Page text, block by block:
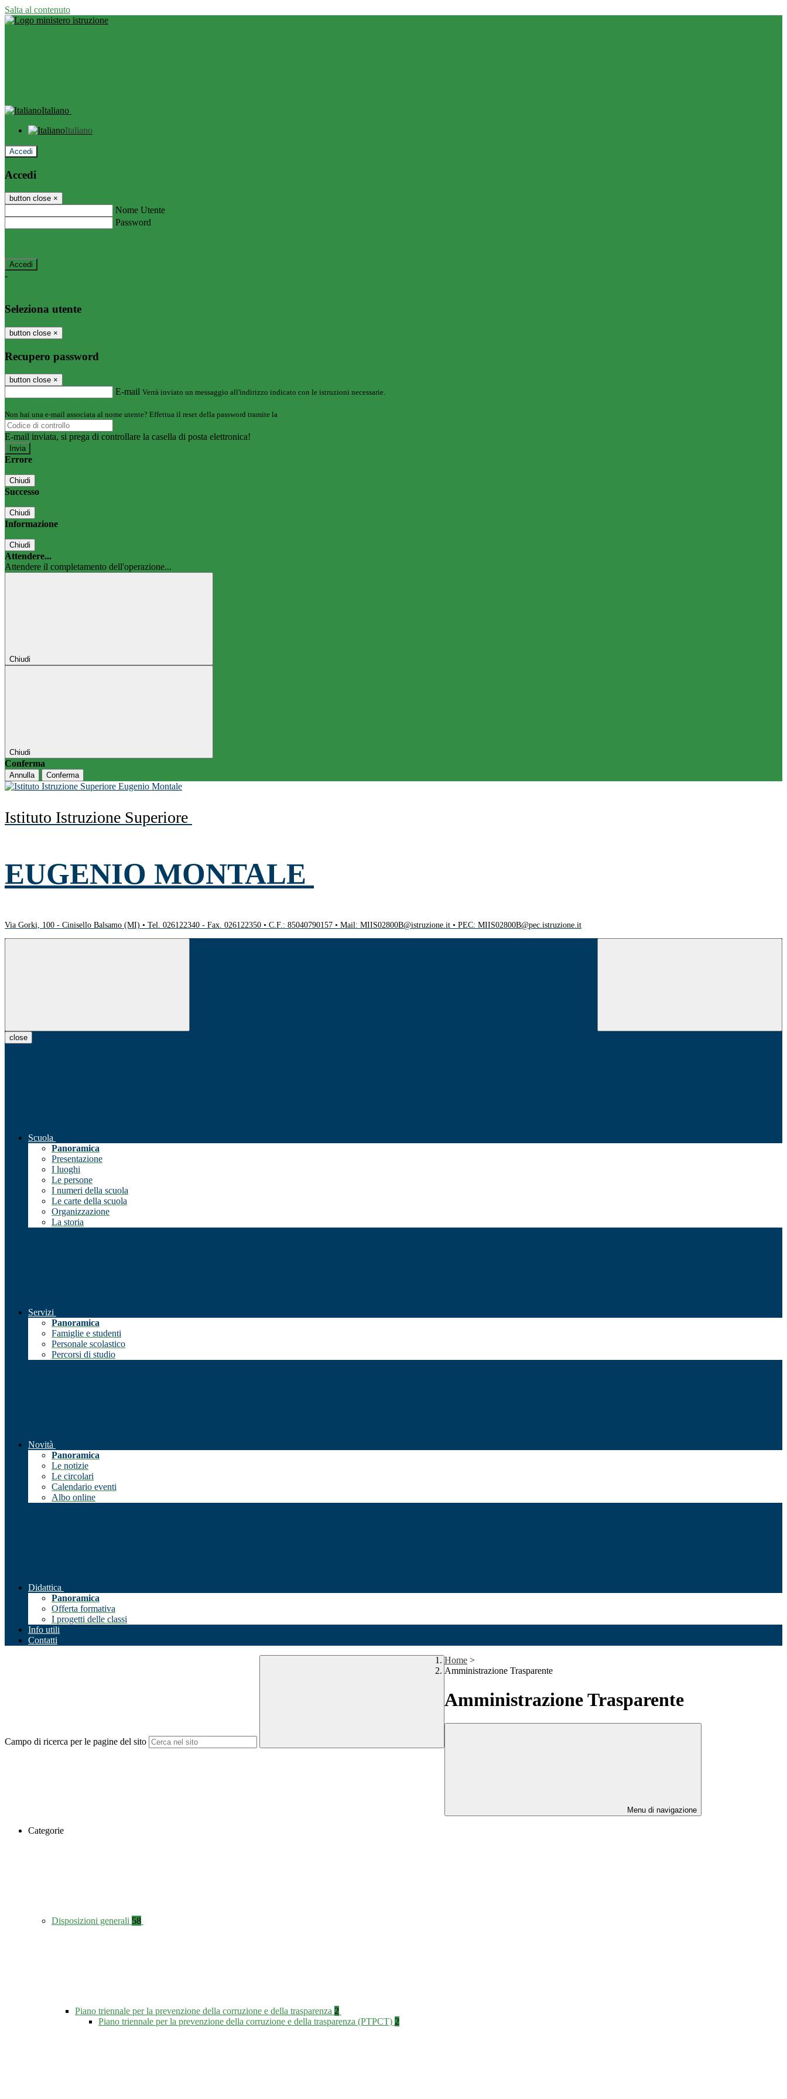
Salta al contenuto
Italiano
Italiano
Accedi
Accedi
button close ×
Nome Utente
Password
-
Seleziona utente
button close ×
Recupero password
button close ×
E-mail Verrà inviato un messaggio all'indirizzo indicato con le istruzioni necessarie.
Non hai una e-mail associata al nome utente? Effettua il reset della password tramite la
E-mail inviata, si prega di controllare la casella di posta elettronica!
Errore
Chiudi
Successo
Chiudi
Informazione
Chiudi
Attendere...
Attendere il completamento dell'operazione...
Chiudi
Chiudi
Conferma
Annulla Conferma
Istituto Istruzione Superiore
EUGENIO MONTALE
Via Gorki, 100 - Cinisello Balsamo (MI) • Tel. 026122340 - Fax. 026122350 • C.F.: 85040790157 • Mail: MIIS02800B@istruzione.it • PEC: MIIS02800B@pec.istruzione.it
close
Scuola
Panoramica
Presentazione
I luoghi
Le persone
I numeri della scuola
Le carte della scuola
Organizzazione
La storia
Servizi
Panoramica
Famiglie e studenti
Personale scolastico
Percorsi di studio
Novità
Panoramica
Le notizie
Le circolari
Calendario eventi
Albo online
Didattica
Panoramica
Offerta formativa
I progetti delle classi
Info utili
Contatti
Campo di ricerca per le pagine del sito
Home >
Amministrazione Trasparente
Amministrazione Trasparente
Menu di navigazione
Categorie
Disposizioni generali 58
Piano triennale per la prevenzione della corruzione e della trasparenza 2
Piano triennale per la prevenzione della corruzione e della trasparenza (PTPCT) 2